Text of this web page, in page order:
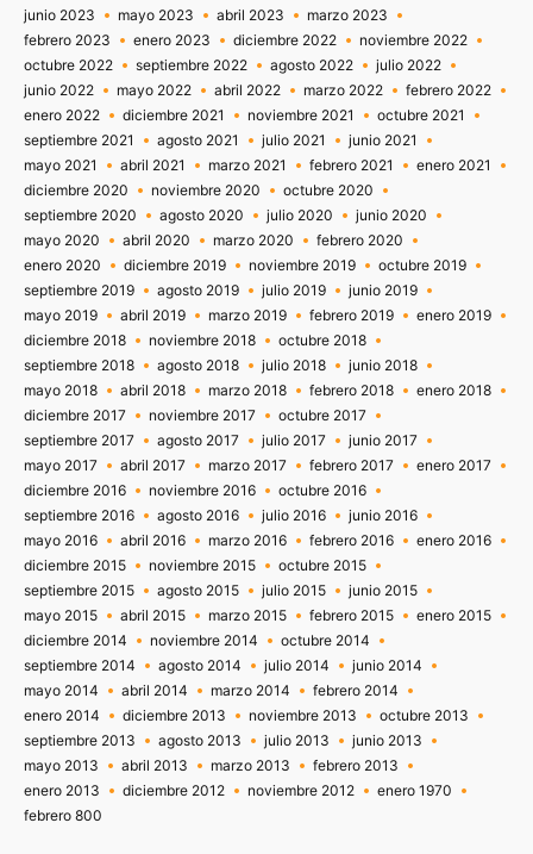
junio 2023
mayo 2023 abril 2023
marzo 2023
febrero 2023
enero 2023 diciembre 2022
noviembre 2022
octubre 2022
septiembre 2022 agosto 2022
julio 2022
junio 2022
mayo 2022 abril 2022 marzo 2022
febrero 2022
enero 2022
diciembre 2021 noviembre 2021
octubre 2021
septiembre 2021
agosto 2021 julio 2021
junio 2021
mayo 2021
abril 2021 marzo 2021 febrero 2021
enero 2021
diciembre 2020
noviembre 2020
octubre 2020
septiembre 2020
agosto 2020 julio 2020
junio 2020
mayo 2020
abril 2020 marzo 2020
febrero 2020
enero 2020
diciembre 2019 noviembre 2019
octubre 2019
septiembre 2019
agosto 2019 julio 2019
junio 2019
mayo 2019
abril 2019 marzo 2019 febrero 2019
enero 2019
diciembre 2018
noviembre 2018
octubre 2018
septiembre 2018
agosto 2018 julio 2018
junio 2018
mayo 2018
abril 2018 marzo 2018 febrero 2018
enero 2018
diciembre 2017
noviembre 2017
octubre 2017
septiembre 2017
agosto 2017 julio 2017
junio 2017
mayo 2017
abril 2017 marzo 2017 febrero 2017
enero 2017
diciembre 2016
noviembre 2016
octubre 2016
septiembre 2016
agosto 2016 julio 2016
junio 2016
mayo 2016
abril 2016 marzo 2016 febrero 2016
enero 2016
diciembre 2015
noviembre 2015
octubre 2015
septiembre 2015
agosto 2015 julio 2015
junio 2015
mayo 2015
abril 2015 marzo 2015 febrero 2015
enero 2015
diciembre 2014
noviembre 2014
octubre 2014
septiembre 2014
agosto 2014 julio 2014
junio 2014
mayo 2014
abril 2014 marzo 2014
febrero 2014
enero 2014
diciembre 2013 noviembre 2013
octubre 2013
septiembre 2013
agosto 2013 julio 2013
junio 2013
mayo 2013
abril 2013 marzo 2013
febrero 2013
enero 2013
diciembre 2012 noviembre 2012
enero 1970
febrero 800